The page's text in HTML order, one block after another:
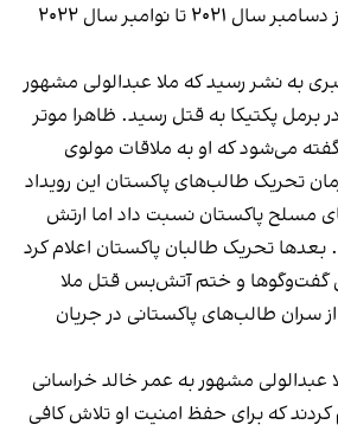
سبب شد که دو طرف از دسامبر سال ۲۰۲۱ تا نوامبر سال ۲۰۲۲
سال ۲۰۲۲ خبری به نشر رسید که ملا عبدالولی مشهور
برمل پکتیکا به قتل رسید. ظاهرا موتر
گفته می‌شود که او به ملاقات مولوی
تحریک طالب‌های پاکستان این رویداد
مسلح پاکستان نسبت داد اما ارتش
بعدها تحریک طالبان پاکستان اعلام کرد
گفت‌وگوها و ختم آتش‌بس قتل ملا
سران طالب‌های پاکستانی در جریان
عبدالولی مشهور به عمر خالد خراسانی
کردند که برای حفظ امنیت او تلاش کافی